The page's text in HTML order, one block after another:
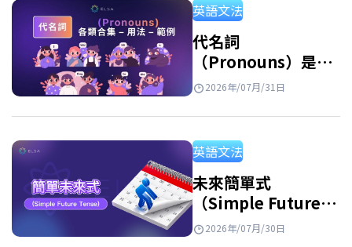
詞 英文 (Reflexive Pronouns) 是指句子中的主
詞和受詞指涉同一個人或事物時，用來指稱執
行動作的人或物的代名詞。此外，反身代名詞
也用於強調主詞或表示由自己完成某個動作。
英語文法
代名詞
（Pronouns）是什
麼？英文代名詞種
2026年/07月/31日
英語文法
未來簡單式
（Simple Future
Tense）：公式、用
2026年/07月/30日